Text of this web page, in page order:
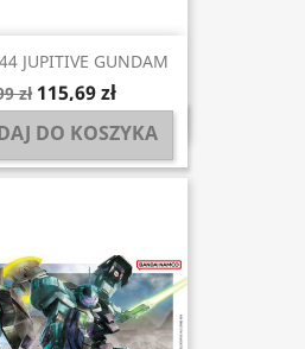
JUPITIVE GUNDAM
zł 115,69 zł
DO KOSZYKA